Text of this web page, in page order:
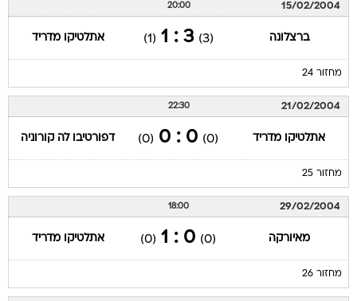
15/02/2004
20:00
ברצלונה (3)
3 : 1
(1) אתלטיקו מדריד
מחזור 24
21/02/2004
22:30
אתלטיקו מדריד (0)
0 : 0
(0) דפורטיבו לה קורוניה
מחזור 25
29/02/2004
18:00
מאיורקה (0)
0 : 1
(0) אתלטיקו מדריד
מחזור 26